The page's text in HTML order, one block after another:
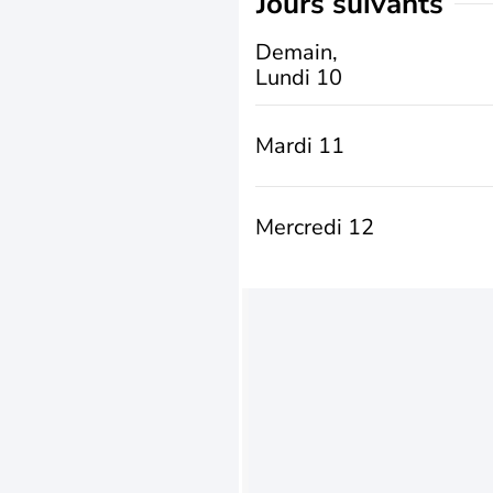
Demain,
Lundi 10
Mardi 11
Mercredi 12